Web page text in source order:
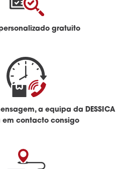
gratuito
a equipa da DESSICA
em contacto consigo